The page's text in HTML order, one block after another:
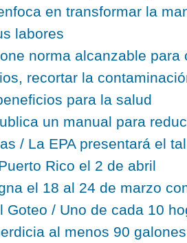
en transformar la
labores
norma alcanzable
recortar la
para la salud
un manual para
/ La EPA presentará el
Rico el 2 de abril
el 18 al 24 de marzo
Goteo / Uno de cada 10
al menos 90